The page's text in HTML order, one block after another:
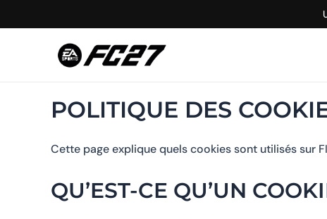
to
POLITIQUE DES
Cette page explique quels cookies sont utilisés sur
QU’EST-CE QU’UN